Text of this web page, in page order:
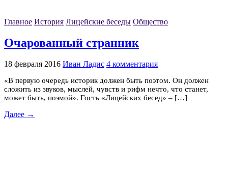
Главное История Лицейские беседы Общество
Очарованный странник
18 февраля 2016 Иван Ладис 4 комментария
«В первую очередь историк должен быть поэтом. Он должен
сложить из звуков, мыслей, чувств и рифм нечто, что станет,
может быть, поэмой». Гость «Лицейских бесед» – […]
Далее →